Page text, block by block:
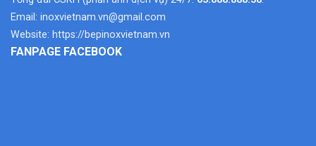
Email: inoxvietnam.vn@gmail.com
Website: https://bepinoxvietnam.vn
FANPAGE FACEBOOK